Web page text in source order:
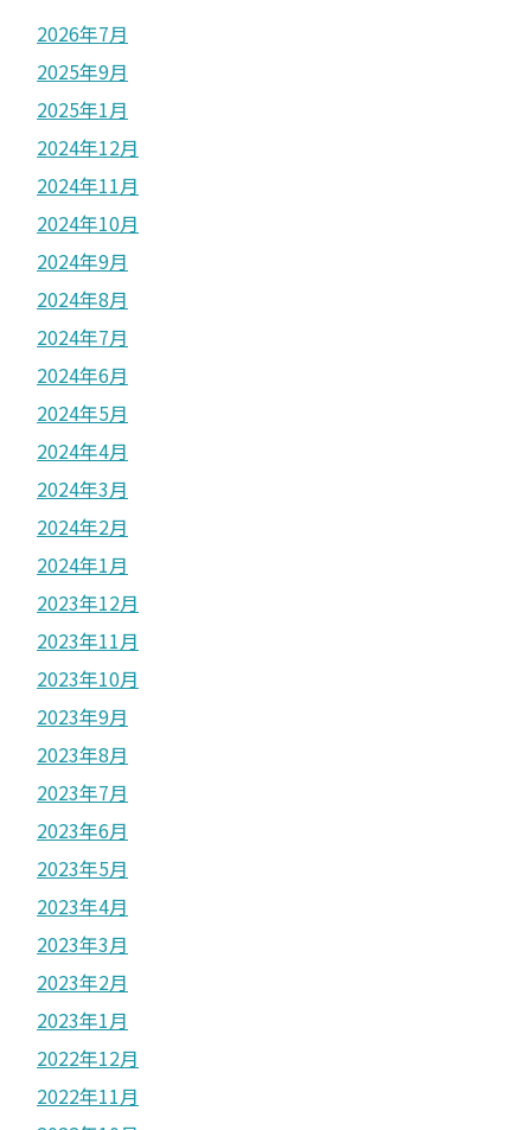
2026年7月
2025年9月
2025年1月
2024年12月
2024年11月
2024年10月
2024年9月
2024年8月
2024年7月
2024年6月
2024年5月
2024年4月
2024年3月
2024年2月
2024年1月
2023年12月
2023年11月
2023年10月
2023年9月
2023年8月
2023年7月
2023年6月
2023年5月
2023年4月
2023年3月
2023年2月
2023年1月
2022年12月
2022年11月